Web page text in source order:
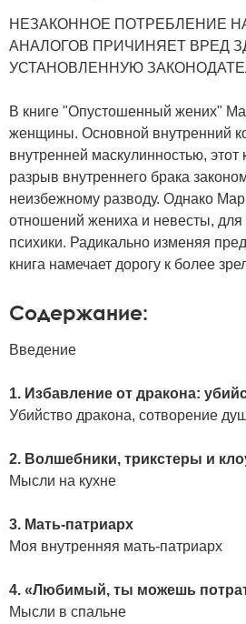
ISBN
978-5-
Код
17922
НЕЗАКОННОЕ ПОТРЕБЛЕНИЕ
АНАЛОГОВ ПРИЧИНЯЕТ ВРЕД
УСТАНОВЛЕННУЮ
В книге "Опустошенный жених"
женщины. Основной внутренний
внутренней маскулинностью, этот
разрыв внутреннего брака
неизбежному разводу. Однако
отношений жениха и невесты,
психики. Радикально изменяя
книга намечает дорогу к более
Содержание:
Введение
1. Избавление от дракона:
Убийство дракона, сотворение
2. Волшебники, трикстеры и
Мысли на кухне
3. Мать-патриарх
Моя внутренняя мать-патриарх
4. «Любимый, ты можешь
Мысли в спальне